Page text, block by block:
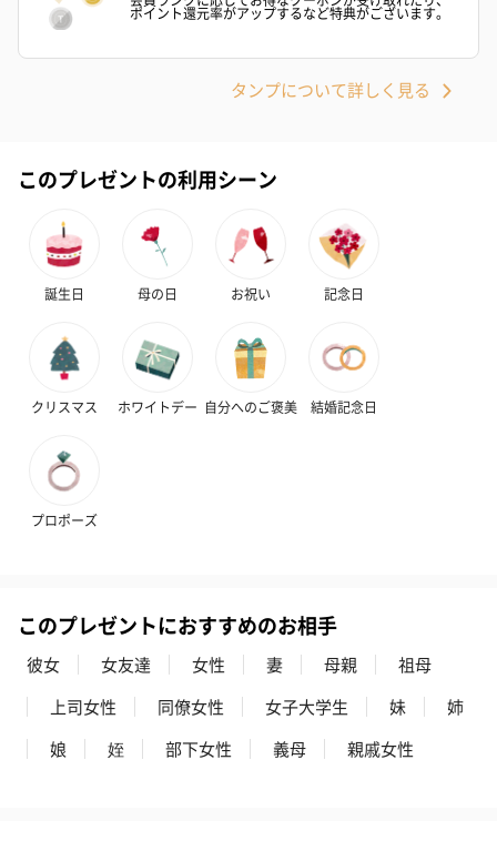
ポイント還元率がアップするなど特典がございます。
タンプについて詳しく見る
このプレゼントの利用シーン
誕生日 母の日 お祝い 記念日
クリスマス ホワイトデー 自分へのご褒美 結婚記念日
プロポーズ
このプレゼントにおすすめのお相手
彼女 女友達 女性 妻 母親
祖母
上司女性
同僚女性 女子大学生 妹
姉
娘
姪 部下女性 義母 親戚女性